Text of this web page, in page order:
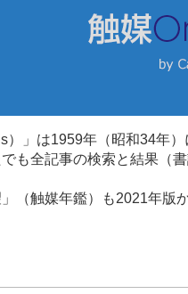
）」は1959年（昭和34年
も全記事の検索と結果（
（触媒年鑑）も2021年